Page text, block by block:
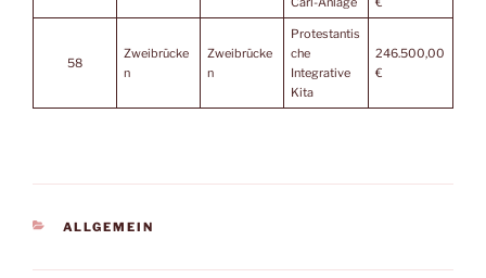
58
Zweibrücke
n
Zweibrücke
n
Protestantis
che
Integrative
Kita
246.500,00
€
KATEGORIEN
ALLGEMEIN